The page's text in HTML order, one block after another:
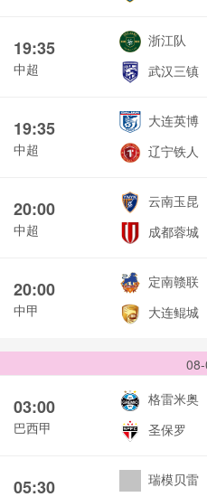
19:35
中超
浙江队
武汉三镇
19:35
中超
大连英博
辽宁铁人
20:00
中超
云南玉昆
成都蓉城
20:00
中甲
定南赣联
大连鲲城
03:00
巴西甲
格雷米奥
圣保罗
05:30
瑞模贝雷